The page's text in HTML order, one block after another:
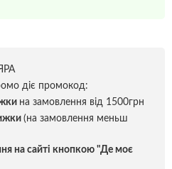
діє промокод:
на замовлення від 1500грн
(на замовлення меньш
на сайті кнопкою "Де моє